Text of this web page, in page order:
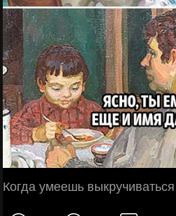
Когда умеешь выкручиваться